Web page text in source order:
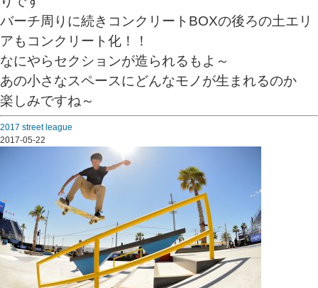
バーチ周りに続きコンクリートBOXの後ろの土エリ
アもコンクリート化！！
なにやらセクションが造られるもよ～
あの小さなスペースにどんなモノが生まれるのか
楽しみですね～
2017 street league
2017-05-22